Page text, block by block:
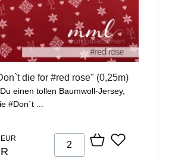
die for #red rose" (0,25m)
einen tollen Baumwoll-Jersey,
#Don`t ...